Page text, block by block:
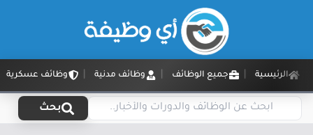
الرئيسية جميع الوظائف وظائف مدنية وظائف عسكرية
بحث